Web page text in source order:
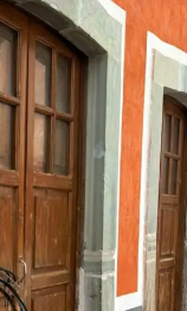
y 11 de la
también
un cambio de
de que el retiro
emprender
quienes
y futuras.